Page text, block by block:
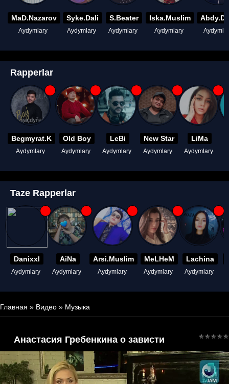
MaD.Nazarov
Aydymlary
Syke.Dali
Aydymlary
S.Beater
Aydymlary
Iska.Muslim
Aydymlary
Rapperlar
Begmyrat.K
Aydymlary
Old Boy
Aydymlary
LeBi
Aydymlary
New Star
Aydymlary
LiMa
Aydymlary
Taze Rapperlar
Danixxl
Aydymlary
AiNa
Aydymlary
Arsi.Muslim
Aydymlary
MeLHeM
Aydymlary
Lachina
Aydymlary
Главная » Видео » Музыка
Анастасия Гребенкина о зависти